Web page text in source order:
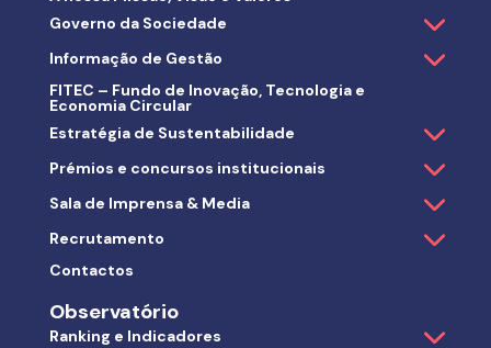
Governo da Sociedade
Informação de Gestão
FITEC – Fundo de Inovação, Tecnologia e
Economia Circular
Estratégia de Sustentabilidade
Prémios e concursos institucionais
Sala de Imprensa & Media
Recrutamento
Contactos
Observatório
Ranking e Indicadores